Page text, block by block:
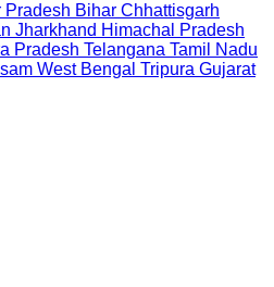
Pradesh Bihar Chhattisgarh
Jharkhand Himachal Pradesh
Pradesh Telangana Tamil Nadu
West Bengal Tripura Gujarat